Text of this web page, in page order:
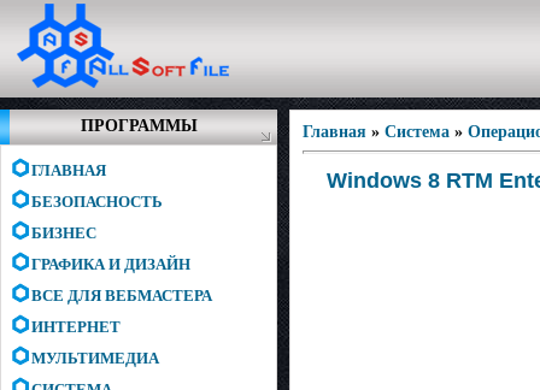
ПРОГРАММЫ
ГЛАВНАЯ
БЕЗОПАСНОСТЬ
БИЗНЕС
ГРАФИКА И ДИЗАЙН
ВСЕ ДЛЯ ВЕБМАСТЕРА
ИНТЕРНЕТ
МУЛЬТИМЕДИА
Главная » Система »
Windows 8 RTM